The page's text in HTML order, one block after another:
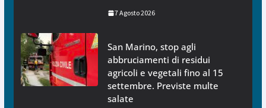
7 Agosto 2026
San Marino, stop agli
abbruciamenti di residui
agricoli e vegetali fino al 15
settembre. Previste multe
salate